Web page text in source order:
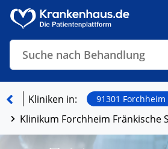
Suche nach Behandlung
Kliniken in: 91301 Forchheim